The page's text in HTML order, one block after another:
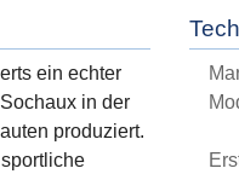
ein echter
in der
produziert.